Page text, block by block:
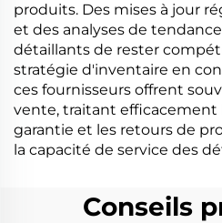
produits. Des mises à jour
et des analyses de
détaillants de rester
stratégie d'inventaire en
ces fournisseurs offrent
vente, traitant efficacement
garantie et les retours de
la capacité de service des
Conseils